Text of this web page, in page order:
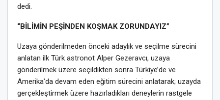
dedi.
“BİLİMİN PEŞİNDEN KOŞMAK ZORUNDAYIZ”
Uzaya gönderilmeden önceki adaylık ve seçilme sürecini
anlatan ilk Türk astronot Alper Gezeravcı, uzaya
gönderilmek üzere seçildikten sonra Türkiye’de ve
Amerika’da devam eden eğitim sürecini anlatarak; uzayda
gerçekleştirmek üzere hazırladıkları deneylerin rastgele